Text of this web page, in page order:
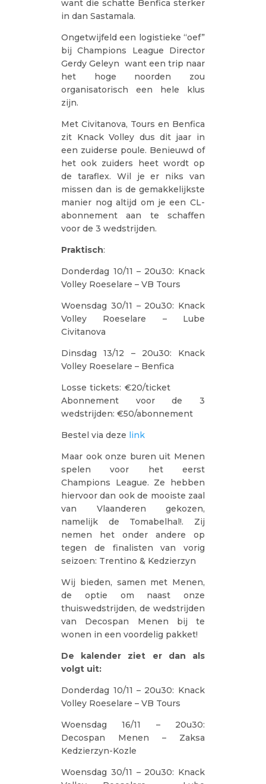
want die schatte Benfica sterker
in dan Sastamala.
Ongetwijfeld een logistieke “oef”
bij Champions League Director
Gerdy Geleyn want een trip naar
het hoge noorden zou
organisatorisch een hele klus
zijn.
Met Civitanova, Tours en Benfica
zit Knack Volley dus dit jaar in
een zuiderse poule. Benieuwd of
het ook zuiders heet wordt op
de taraflex. Wil je er niks van
missen dan is de gemakkelijkste
manier nog altijd om je een CL-
abonnement aan te schaffen
voor de 3 wedstrijden.
Praktisch:
Donderdag 10/11 – 20u30: Knack
Volley Roeselare – VB Tours
Woensdag 30/11 – 20u30: Knack
Volley Roeselare – Lube
Civitanova
Dinsdag 13/12 – 20u30: Knack
Volley Roeselare – Benfica
Losse tickets: €20/ticket
Abonnement voor de 3
wedstrijden: €50/abonnement
Bestel via deze link
Maar ook onze buren uit Menen
spelen voor het eerst
Champions League. Ze hebben
hiervoor dan ook de mooiste zaal
van Vlaanderen gekozen,
namelijk de Tomabelhal!. Zij
nemen het onder andere op
tegen de finalisten van vorig
seizoen: Trentino & Kedzierzyn
Wij bieden, samen met Menen,
de optie om naast onze
thuiswedstrijden, de wedstrijden
van Decospan Menen bij te
wonen in een voordelig pakket!
De kalender ziet er dan als
volgt uit:
Donderdag 10/11 – 20u30: Knack
Volley Roeselare – VB Tours
Woensdag 16/11 – 20u30:
Decospan Menen – Zaksa
Kedzierzyn-Kozle
Woensdag 30/11 – 20u30: Knack